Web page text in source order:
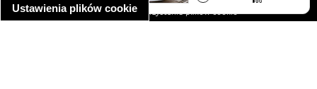
Ustawienia plików cookieinformacja o wykorzystaniu plików cookie